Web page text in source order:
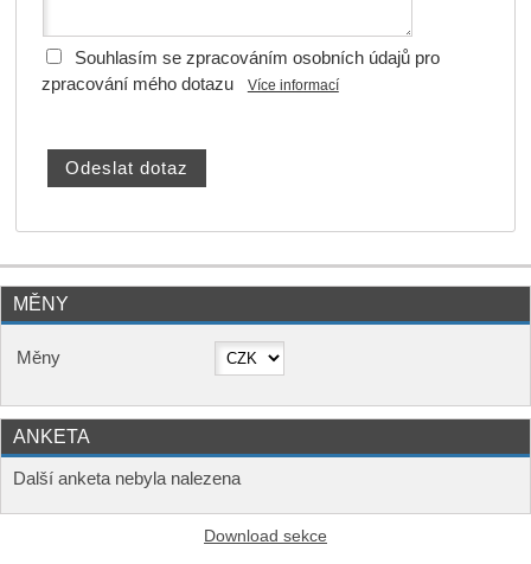
Souhlasím se zpracováním osobních údajů pro
zpracování mého dotazu
Více informací
MĚNY
Měny
ANKETA
Další anketa nebyla nalezena
Download sekce